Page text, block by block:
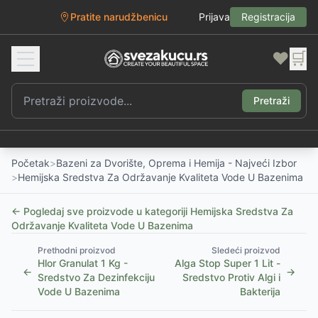
Pratite narudžbenicu Prijava Registracija
❤️ 🛒
Pretraži
Početak>Bazeni za Dvorište, Oprema i Hemija - Najveći Izbor
>Hemijska Sredstva Za Održavanje Kvaliteta Vode U Bazenima
← Pogledaj sve proizvode u kategoriji Hemijska Sredstva Za
Održavanje Kvaliteta Vode U Bazenima
←
Prethodni proizvod
Hlor Granulat 1 Kg -
Sredstvo Za Dezinfekciju
Vode U Bazenima
Sledeći proizvod
Alga Stop Super 1 Lit -
Sredstvo Protiv Algi i
Bakterija
→